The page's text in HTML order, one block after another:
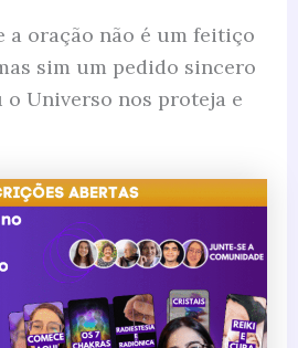
a oração não é um feitiço
sim um pedido sincero
o Universo nos proteja e